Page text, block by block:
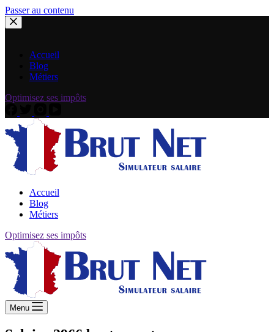
Passer au contenu
Accueil
Blog
Métiers
Optimisez ses impôts
Accueil
Blog
Métiers
Optimisez ses impôts
Menu